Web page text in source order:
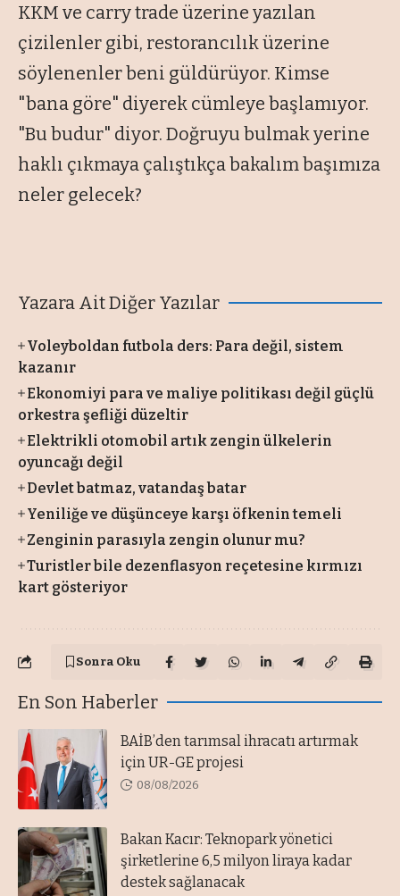
KKM ve carry trade üzerine yazılan
çizilenler gibi, restorancılık üzerine
söylenenler beni güldürüyor. Kimse
"bana göre" diyerek cümleye başlamıyor.
"Bu budur" diyor. Doğruyu bulmak yerine
haklı çıkmaya çalıştıkça bakalım başımıza
neler gelecek?
Yazara Ait Diğer Yazılar
Voleyboldan futbola ders: Para değil, sistem
kazanır
Ekonomiyi para ve maliye politikası değil güçlü
orkestra şefliği düzeltir
Elektrikli otomobil artık zengin ülkelerin
oyuncağı değil
Devlet batmaz, vatandaş batar
Yeniliğe ve düşünceye karşı öfkenin temeli
Zenginin parasıyla zengin olunur mu?
Turistler bile dezenflasyon reçetesine kırmızı
kart gösteriyor
Sonra Oku
En Son Haberler
BAİB’den tarımsal ihracatı artırmak
için UR-GE projesi
08/08/2026
Bakan Kacır: Teknopark yönetici
şirketlerine 6,5 milyon liraya kadar
destek sağlanacak